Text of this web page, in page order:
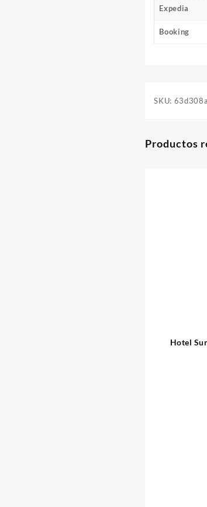
Expedia
Booking
SKU:
Productos
Hotel